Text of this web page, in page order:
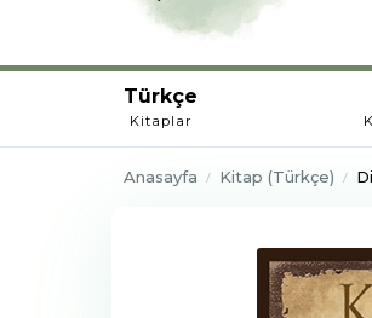
Türkçe
Kitaplar
Anasayfa Kitap (Türkçe)